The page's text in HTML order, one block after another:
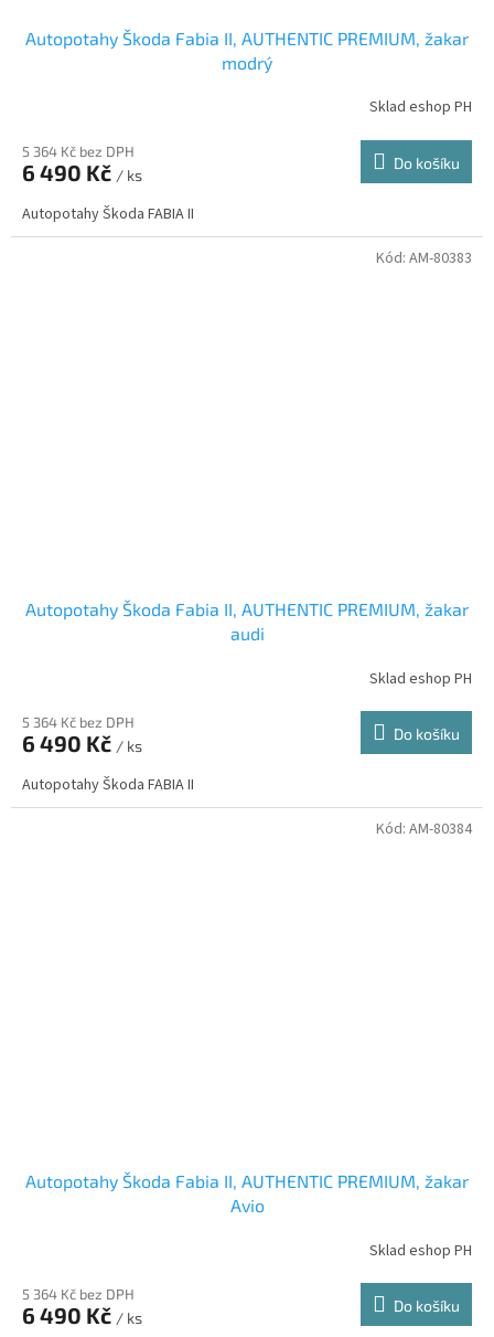
Autopotahy Škoda Fabia II, AUTHENTIC PREMIUM, žakar
modrý
Sklad eshop PH
5 364 Kč bez DPH
6 490 Kč / ks
Do košíku
Autopotahy Škoda FABIA II
Autopotahy Škoda Fabia II, AUTHENTIC PREMIUM, žakar
audi
Sklad eshop PH
5 364 Kč bez DPH
6 490 Kč / ks
Do košíku
Autopotahy Škoda FABIA II
Kód: AM-80383
Autopotahy Škoda Fabia II, AUTHENTIC PREMIUM, žakar
Avio
Sklad eshop PH
5 364 Kč bez DPH
6 490 Kč / ks
Do košíku
Kód: AM-80384